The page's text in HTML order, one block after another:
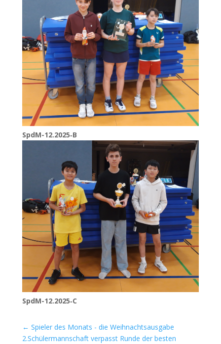
SpdM-12.2025‑B
SpdM-12.2025‑C
← Spieler des Monats - die Weihnachtsausgabe
2.Schülermannschaft verpasst Runde der besten